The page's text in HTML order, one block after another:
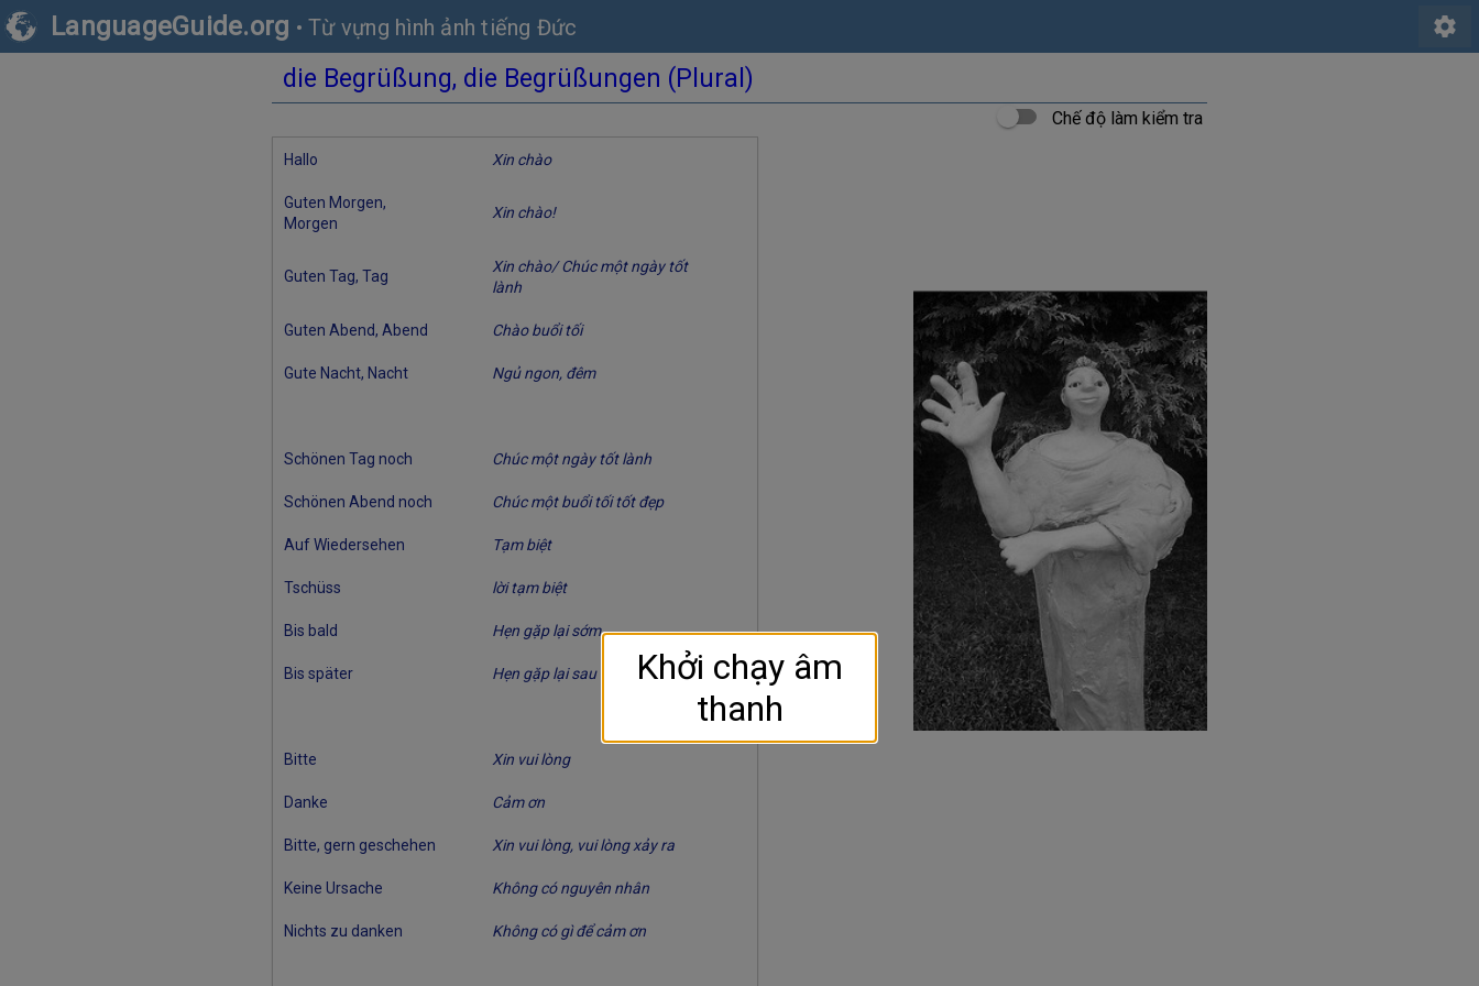
LanguageGuide.org • Từ vựng hình ảnh tiếng Đức settings
die Begrüßung, die Begrüßungen (Plural)
Chế độ làm kiểm tra
Hallo Xin chào
Guten Morgen,
Morgen
Xin chào!
Guten Tag, Tag
Xin chào/ Chúc một ngày tốt
lành
Guten Abend, Abend Chào buổi tối
Gute Nacht, Nacht Ngủ ngon, đêm
Schönen Tag noch Chúc một ngày tốt lành
Schönen Abend noch Chúc một buổi tối tốt đẹp
Auf Wiedersehen Tạm biệt
Tschüss lời tạm biệt
Bis bald Hẹn gặp lại sớm
Bis später Hẹn gặp lại sau
Bitte Xin vui lòng
Danke Cảm ơn
Bitte, gern geschehen Xin vui lòng, vui lòng xảy ra
Keine Ursache Không có nguyên nhân
Nichts zu danken Không có gì để cảm ơn
Khởi chạy âm
thanh